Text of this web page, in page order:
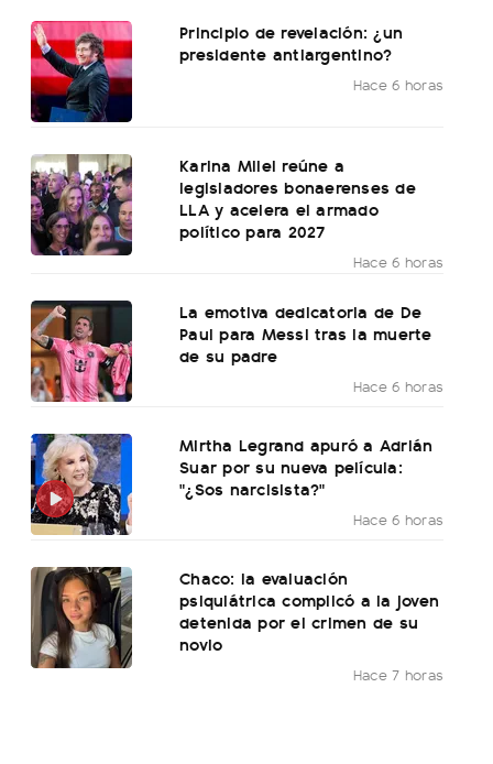
Principio de revelación: ¿un
presidente antiargentino?
Hace 6 horas
Karina Milei reúne a
legisladores bonaerenses de
LLA y acelera el armado
político para 2027
Hace 6 horas
La emotiva dedicatoria de De
Paul para Messi tras la muerte
de su padre
Hace 6 horas
Mirtha Legrand apuró a Adrián
Suar por su nueva película:
"¿Sos narcisista?"
Hace 6 horas
Chaco: la evaluación
psiquiátrica complicó a la joven
detenida por el crimen de su
novio
Hace 7 horas